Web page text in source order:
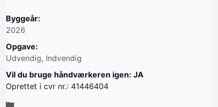
Byggeår:
2026
Opgave:
Udvendig, Indvendig
Vil du bruge håndværkeren igen: JA
Oprettet i cvr nr.: 41446404